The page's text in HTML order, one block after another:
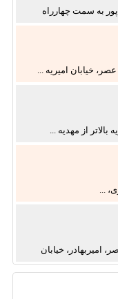
به سمت چهارراه
خیابان امیریه ...
بالاتر از مهدیه ...
...
امیربهادر، خیابان